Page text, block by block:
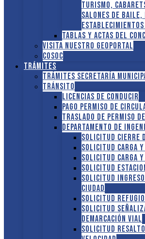
turismo,
salones de
Tablas y Actas del
Visita nuestro GEOPORTAL
COSOC
Trámites
Trámites Secretaría
Tránsito
Licencias de conducir
Pago Permiso de
Traslado de Permiso
Departamento de
Solicitud Cierre
Solicitud Carga
Solicitud Carga
Solicitud
Solicitud Ingreso
ciudad
Solicitud
Solicitud
demarcación vial
Solicitud